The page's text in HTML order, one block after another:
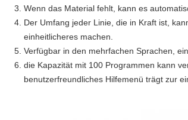
Wenn das Material fehlt, kann es
Der Umfang jeder Linie, die in Kraft ist,
einheitlicheres machen.
Verfügbar in den mehrfachen Sprachen,
die Kapazität mit 100 Programmen kann
benutzerfreundliches Hilfemenü trägt zur